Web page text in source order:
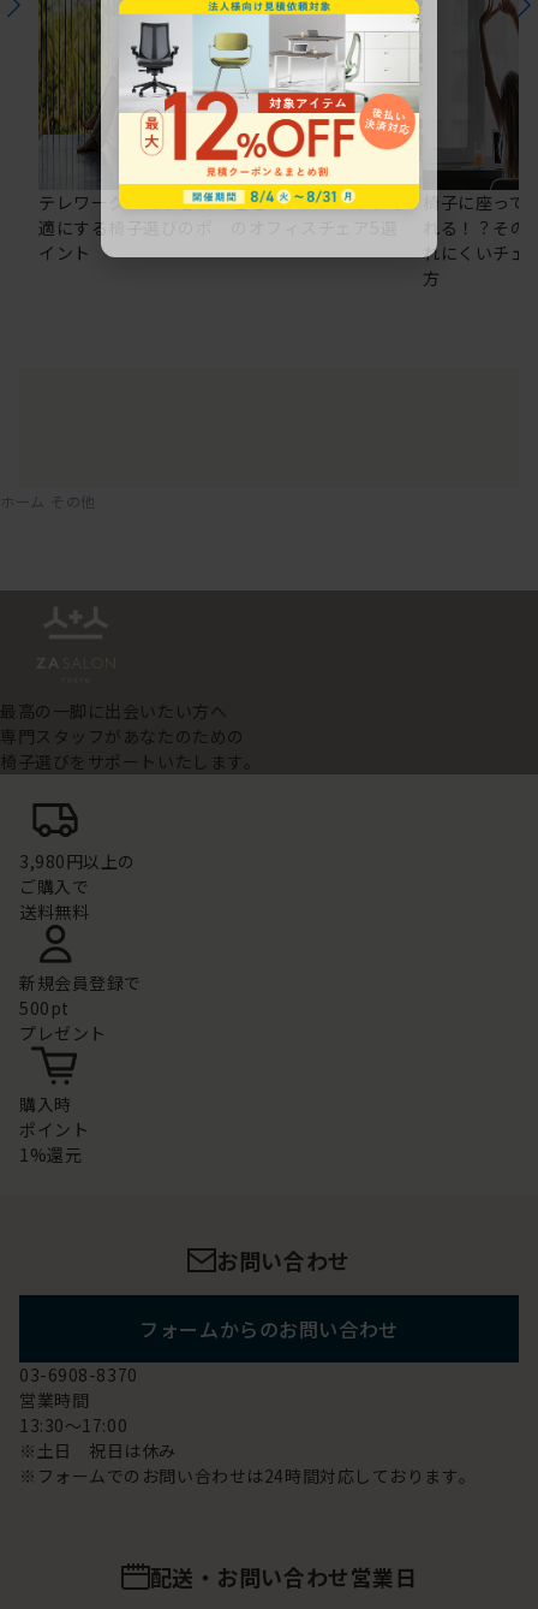
テレワークの仕事を快
適にする椅子選びのポ
イント
在宅ワークにおすすめ
椅子に座っ
れる！？その
れにくいチェ
方
ホーム その他
最高の一脚に出会いたい方へ
専門スタッフがあなたのための
椅子選びをサポートいたします。
3,980円以上の
ご購入で
送料無料
新規会員登録で
500pt
プレゼント
購入時
ポイント
1%還元
お問い合わせ
フォームからのお問い合わせ
03-6908-8370
営業時間
13:30～17:00
※土日 祝日は休み
※フォームでのお問い合わせは24時間対応しております。
配送・お問い合わせ営業日